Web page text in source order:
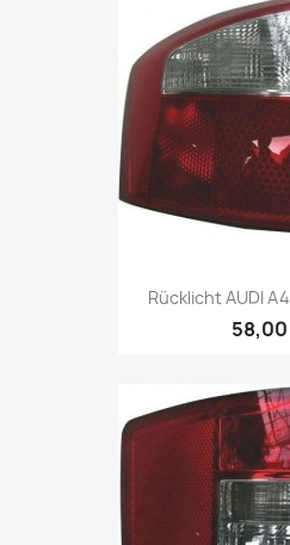
Rücklicht AUDI